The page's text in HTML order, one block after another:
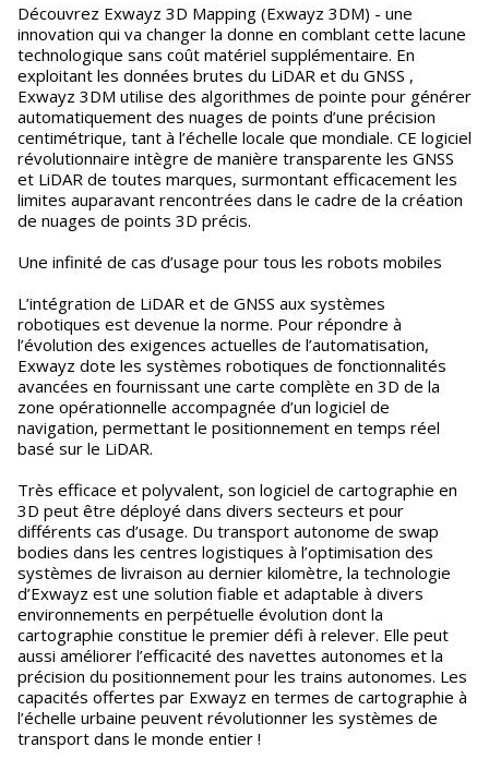
Découvrez Exwayz 3D Mapping (Exwayz 3DM) - une
innovation qui va changer la donne en comblant cette lacune
technologique sans coût matériel supplémentaire. En
exploitant les données brutes du LiDAR et du GNSS ,
Exwayz 3DM utilise des algorithmes de pointe pour générer
automatiquement des nuages de points d’une précision
centimétrique, tant à l’échelle locale que mondiale. CE logiciel
révolutionnaire intègre de manière transparente les GNSS
et LiDAR de toutes marques, surmontant efficacement les
limites auparavant rencontrées dans le cadre de la création
de nuages de points 3D précis.
Une infinité de cas d’usage pour tous les robots mobiles
L’intégration de LiDAR et de GNSS aux systèmes
robotiques est devenue la norme. Pour répondre à
l’évolution des exigences actuelles de l’automatisation,
Exwayz dote les systèmes robotiques de fonctionnalités
avancées en fournissant une carte complète en 3D de la
zone opérationnelle accompagnée d’un logiciel de
navigation, permettant le positionnement en temps réel
basé sur le LiDAR.
Très efficace et polyvalent, son logiciel de cartographie en
3D peut être déployé dans divers secteurs et pour
différents cas d’usage. Du transport autonome de swap
bodies dans les centres logistiques à l’optimisation des
systèmes de livraison au dernier kilomètre, la technologie
d’Exwayz est une solution fiable et adaptable à divers
environnements en perpétuelle évolution dont la
cartographie constitue le premier défi à relever. Elle peut
aussi améliorer l’efficacité des navettes autonomes et la
précision du positionnement pour les trains autonomes. Les
capacités offertes par Exwayz en termes de cartographie à
l’échelle urbaine peuvent révolutionner les systèmes de
transport dans le monde entier !